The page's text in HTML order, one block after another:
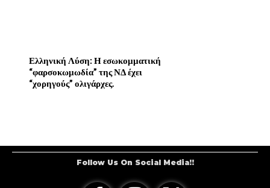
Ελληνική Λύση: Η εσωκομματική
“φαρσοκωμωδία” της ΝΔ έχει
“χορηγούς” ολιγάρχες.
Follow Us On Social Media!!